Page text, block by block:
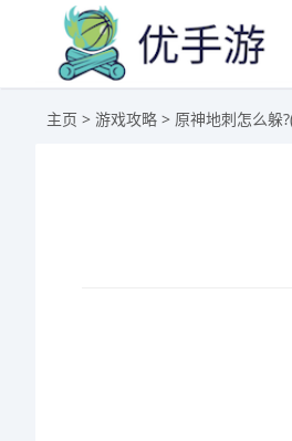
主页 > 游戏攻略 > 原神地刺怎么躲